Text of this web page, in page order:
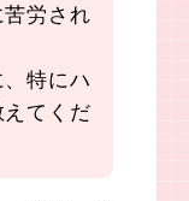
労され
特にハ
てくだ